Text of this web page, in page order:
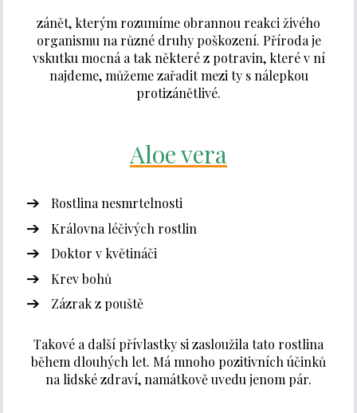
zánět, kterým rozumíme obrannou reakci živého
organismu na různé druhy poškození. Příroda je
vskutku mocná a tak některé z potravin, které v ní
najdeme, můžeme zařadit mezi ty s nálepkou
protizánětlivé.
Aloe vera
Rostlina nesmrtelnosti
Královna léčivých rostlin
Doktor v květináči
Krev bohů
Zázrak z pouště
Takové a další přívlastky si zasloužila tato rostlina
během dlouhých let. Má mnoho pozitivních účinků
na lidské zdraví, namátkově uvedu jenom pár.